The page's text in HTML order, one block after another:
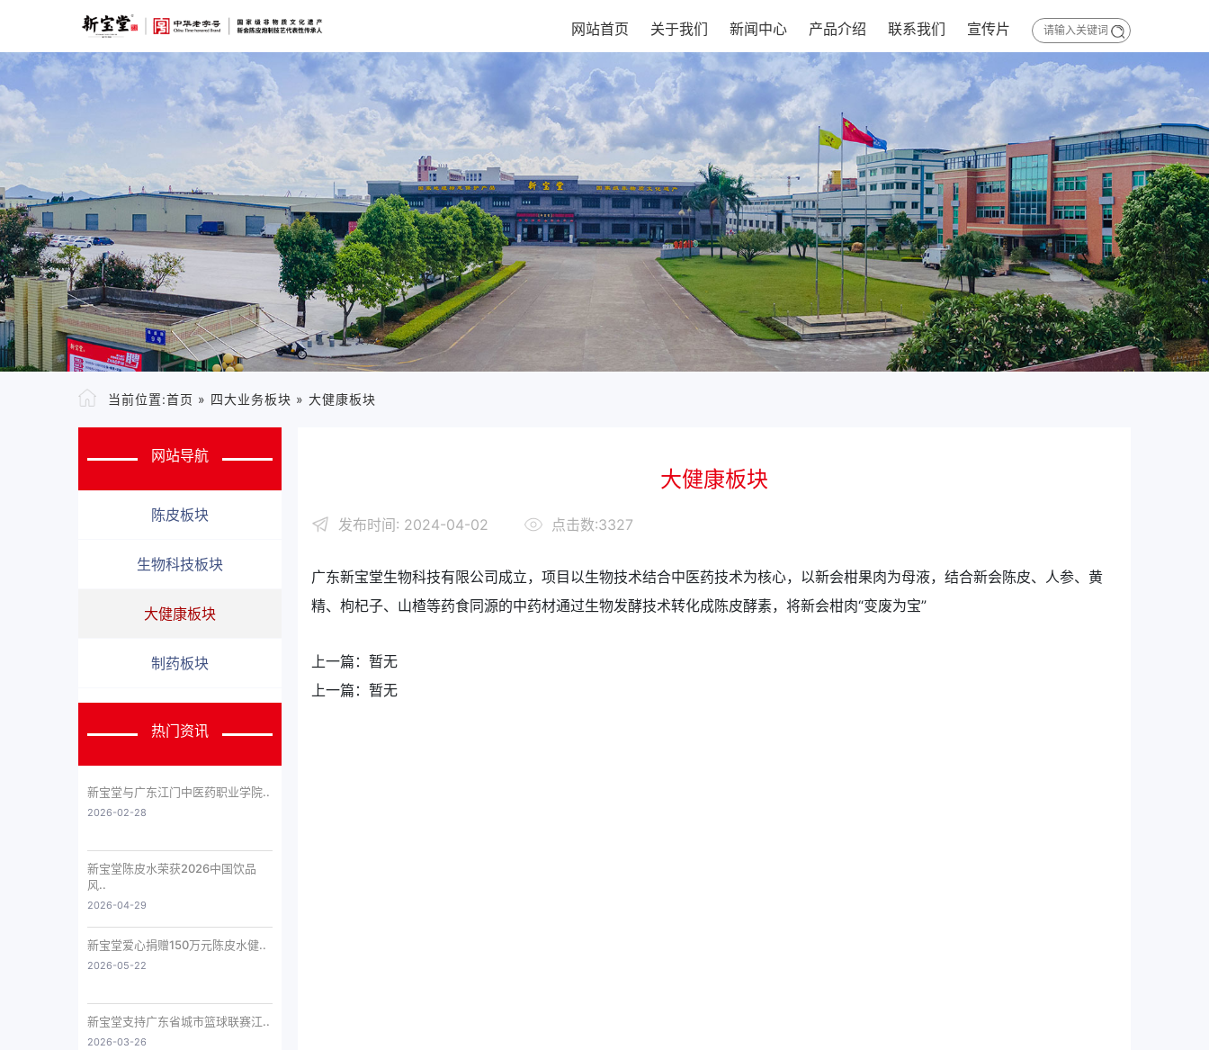
网站首页 关于我们 新闻中心 产品介绍 联系我们 宣传片
当前位置:首页 » 四大业务板块 » 大健康板块
网站导航
陈皮板块
生物科技板块
大健康板块
制药板块
热门资讯
新宝堂与广东江门中医药职业学院..
2026-02-28
新宝堂陈皮水荣获2026中国饮品
风..
2026-04-29
新宝堂爱心捐赠150万元陈皮水健..
2026-05-22
新宝堂支持广东省城市篮球联赛江..
2026-03-26
大健康板块
发布时间: 2024-04-02 点击数:3327
广东新宝堂生物科技有限公司成立，项目以生物技术结合中医药技术为核心，以新会柑果肉为母液，结合新会陈皮、人参、黄
精、枸杞子、山楂等药食同源的中药材通过生物发酵技术转化成陈皮酵素，将新会柑肉“变废为宝”
上一篇： 暂无
上一篇： 暂无